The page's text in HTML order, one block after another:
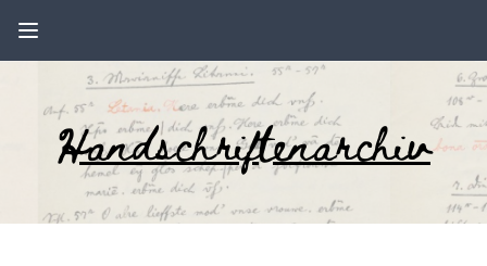
Handschriftenarchiv